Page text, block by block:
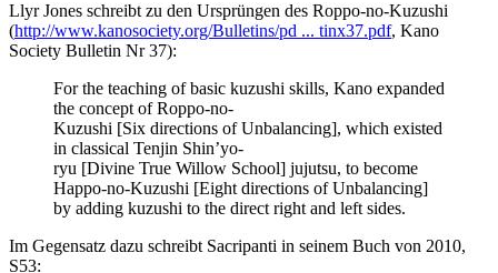
Llyr Jones schreibt zu den Ursprüngen des Roppo-no-Kuzushi
(http://www.kanosociety.org/Bulletins/pd ... tinx37.pdf, Kano
Society Bulletin Nr 37):
For the teaching of basic kuzushi skills, Kano expanded
the concept of Roppo-no-
Kuzushi [Six directions of Unbalancing], which existed
in classical Tenjin Shin’yo-
ryu [Divine True Willow School] jujutsu, to become
Happo-no-Kuzushi [Eight directions of Unbalancing]
by adding kuzushi to the direct right and left sides.
Im Gegensatz dazu schreibt Sacripanti in seinem Buch von 2010,
S53: